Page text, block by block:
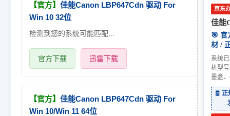
【官方】 佳能Canon LBP647Cdn 驱动 For
Win 10 32位
检测到您的系统可能匹配...
官方下载 迅雷下载
【官方】 佳能Canon LBP647Cdn 驱动 For
Win 10/Win 11 64位
京东
佳能
🎯 官
材 /
系统
机型
墨盒
🧾